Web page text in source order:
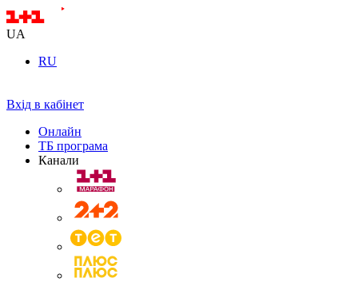
UA
RU
Вхід в кабінет
Онлайн
ТБ програма
Канали